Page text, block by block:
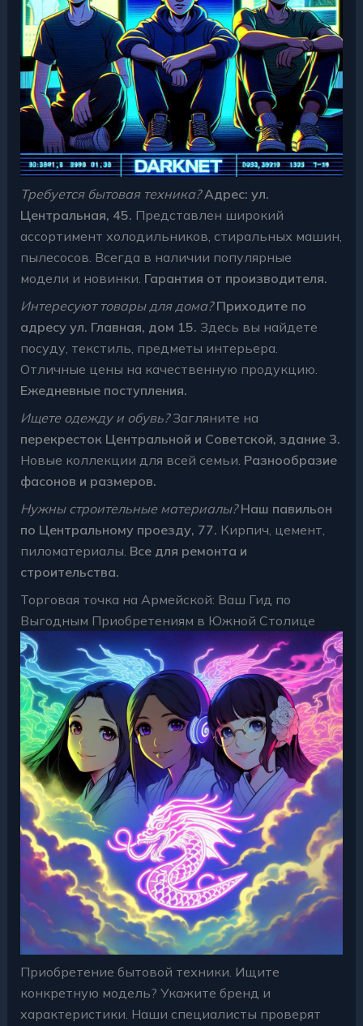
Требуется бытовая техника? Адрес: ул.
Центральная, 45. Представлен широкий
ассортимент холодильников, стиральных машин,
пылесосов. Всегда в наличии популярные
модели и новинки. Гарантия от производителя.
Интересуют товары для дома? Приходите по
адресу ул. Главная, дом 15. Здесь вы найдете
посуду, текстиль, предметы интерьера.
Отличные цены на качественную продукцию.
Ежедневные поступления.
Ищете одежду и обувь?Загляните на
перекресток Центральной и Советской, здание 3.
Новые коллекции для всей семьи. Разнообразие
фасонов и размеров.
Нужны строительные материалы? Наш павильон
по Центральному проезду, 77. Кирпич, цемент,
пиломатериалы. Все для ремонта и
строительства.
Торговая точка на Армейской: Ваш Гид по
Выгодным Приобретениям в Южной Столице
Приобретение бытовой техники. Ищите
конкретную модель? Укажите бренд и
характеристики. Наши специалисты проверят